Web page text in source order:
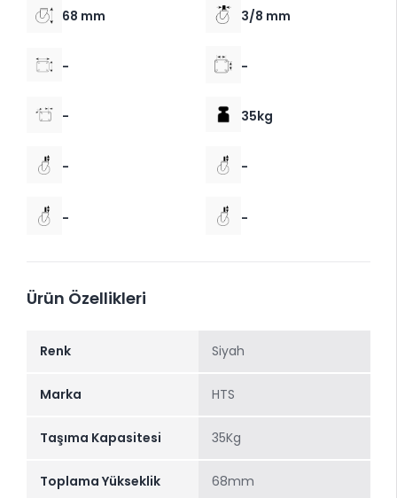
68 mm 3/8 mm
- -
- 35kg
- -
- -
Ürün Özellikleri
Renk Siyah
Marka HTS
Taşıma Kapasitesi 35Kg
Toplama Yükseklik 68mm